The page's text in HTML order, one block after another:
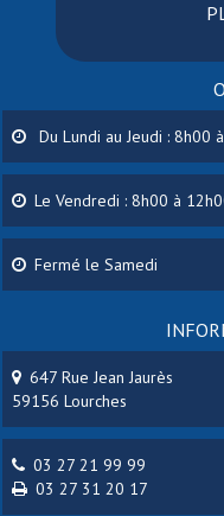
Du Lundi au Jeudi :
Le Vendredi : 8h00 à
Fermé le Samedi
647 Rue Jean Jaurès
59156 Lourches
03 27 21 99 99
03 27 31 20 17